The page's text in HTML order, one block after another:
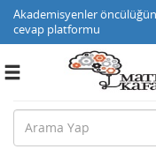
Akademisyenler
cevap platformu
Toggle